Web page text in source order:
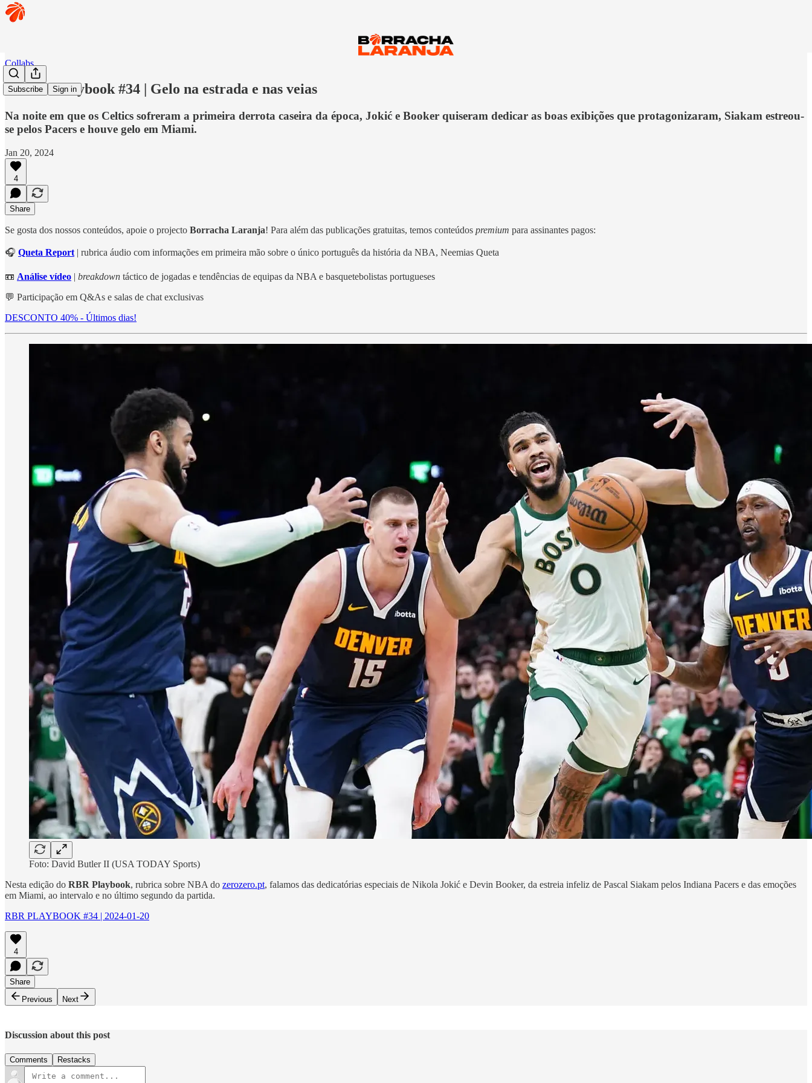
Subscribe Sign in
Collabs
🏀 RBR Playbook #34 | Gelo na estrada e nas veias
Na noite em que os Celtics sofreram a primeira derrota caseira da época, Jokić e Booker quiseram dedicar as boas exibições que protagonizaram, Siakam estreou-
se pelos Pacers e houve gelo em Miami.
Jan 20, 2024
4
Share
Se gosta dos nossos conteúdos, apoie o projecto Borracha Laranja! Para além das publicações gratuitas, temos conteúdos premium para assinantes pagos:
🎧 Queta Report | rubrica áudio com informações em primeira mão sobre o único português da história da NBA, Neemias Queta
📼 Análise vídeo | breakdown táctico de jogadas e tendências de equipas da NBA e basquetebolistas portugueses
💬 Participação em Q&As e salas de chat exclusivas
DESCONTO 40% - Últimos dias!
Foto: David Butler II (USA TODAY Sports)
Nesta edição do RBR Playbook, rubrica sobre NBA do zerozero.pt, falamos das dedicatórias especiais de Nikola Jokić e Devin Booker, da estreia infeliz de Pascal Siakam pelos Indiana Pacers e das emoções
em Miami, ao intervalo e no último segundo da partida.
RBR PLAYBOOK #34 | 2024-01-20
4
Share
Previous
Next
Discussion about this post
Comments Restacks